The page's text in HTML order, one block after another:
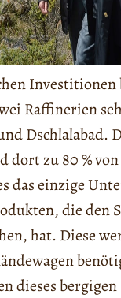
Investitionen
Raffinerien
Dschlalabad.
dort zu 80 %
das einzige
die den
hat. Diese
dieses bergigen